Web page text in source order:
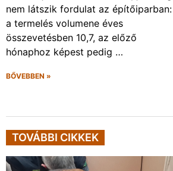
nem látszik fordulat az építőiparban:
a termelés volumene éves
összevetésben 10,7, az előző
hónaphoz képest pedig …
BŐVEBBEN »
TOVÁBBI CIKKEK